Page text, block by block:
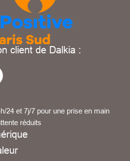
client de Dalkia :
24 et 7j/7 pour une prise en main
réduits